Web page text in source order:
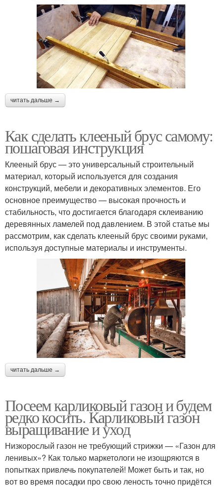
читать дальше →
Как сделать клееный брус самому:
пошаговая инструкция
Клееный брус — это универсальный строительный
материал, который используется для создания
конструкций, мебели и декоративных элементов. Его
основное преимущество — высокая прочность и
стабильность, что достигается благодаря склеиванию
деревянных ламелей под давлением. В этой статье мы
рассмотрим, как сделать клееный брус своими руками,
используя доступные материалы и инструменты.
читать дальше →
Посеем карликовый газон и будем
редко косить. Карликовый газон
выращивание и уход
Низкорослый газон не требующий стрижки — «Газон для
ленивых»? Как только маркетологи не изощряются в
попытках привлечь покупателей! Может быть и так, но
вот во время посадки про свою леность точно придётся